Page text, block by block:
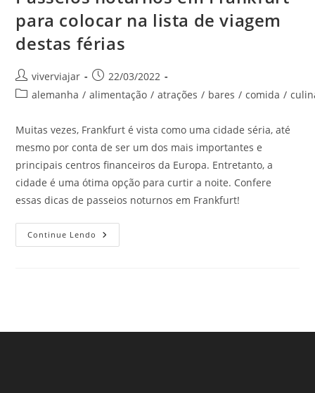
para colocar na lista de viagem
destas férias
Autor
do
viverviajar
Post
publicado:
22/03/2022
Categoria
post:
alemanha / alimentação / atrações / bares / comida /
Muitas vezes, Frankfurt é vista como uma cidade séria, até
mesmo por conta de ser um dos mais importantes e
principais centros financeiros da Europa. Entretanto, a
cidade é uma ótima opção para curtir a noite. Confere
essas dicas de passeios noturnos em Frankfurt!
Continue Lendo Passeios
Noturnos
Destas